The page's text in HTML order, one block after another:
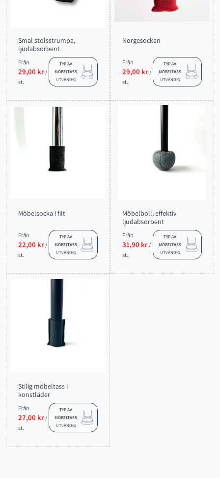
Smal stolsstrumpa,
ljudabsorbent
Från
29,00 kr /
st.
TYP AV
MÖBELTASS
UTVÄNDIG
Norgesockan
Från
29,00 kr /
st.
TYP AV
MÖBELTASS
UTVÄNDIG
Möbelsocka i filt
Från
22,00 kr /
st.
TYP AV
MÖBELTASS
UTVÄNDIG
Möbelboll, effektiv
ljudabsorbent
Från
31,90 kr /
st.
TYP AV
MÖBELTASS
UTVÄNDIG
Stilig möbeltass i
konstläder
Från
27,00 kr /
st.
TYP AV
MÖBELTASS
UTVÄNDIG